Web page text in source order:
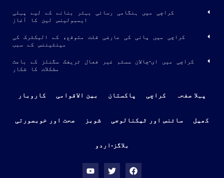
کراچی میں ہنگامی رسائی بہتر بنانے کے لیے پہلی
ایمبولینس لین کا آغاز
کراچی میں پانی کی عارضی قلت متوقع، کے الیکٹرک کی
مینٹیننس کے سبب
کراچی میں ای-چالان سسٹم غیر فعال ٹریفک سگنلز کے باعث
مشکلات کا شکار
پہلا صفحہ کراچی پاکستان بین الاقوامی کاروبار
کھیل سائنس اور ٹیکنالوجی شوبز صحت اور خوبصورتی
بلاگز-اردو